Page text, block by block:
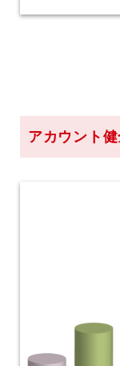
アカウント